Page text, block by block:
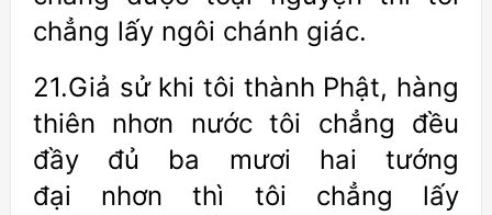
chẳng lấy ngôi chánh giác.
21.Giả sử khi tôi thành Phật, hàng
thiên nhơn nước tôi chẳng đều
đầy đủ ba mươi hai tướng
đại nhơn thì tôi chẳng lấy